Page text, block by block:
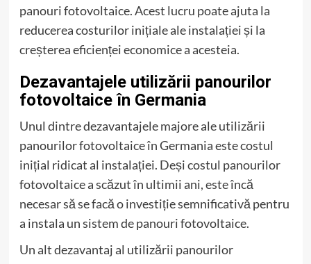
panouri fotovoltaice. Acest lucru poate ajuta la
reducerea costurilor inițiale ale instalației și la
creșterea eficienței economice a acesteia.
Dezavantajele utilizării panourilor
fotovoltaice în Germania
Unul dintre dezavantajele majore ale utilizării
panourilor fotovoltaice în Germania este costul
inițial ridicat al instalației. Deși costul panourilor
fotovoltaice a scăzut în ultimii ani, este încă
necesar să se facă o investiție semnificativă pentru
a instala un sistem de panouri fotovoltaice.
Un alt dezavantaj al utilizării panourilor